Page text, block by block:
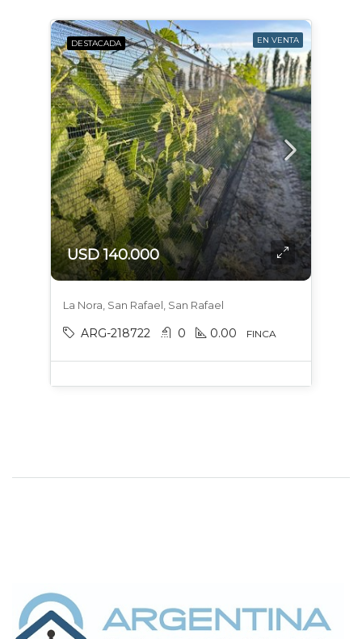
DESTACADA EN VENTA
USD 140.000
La Nora, San Rafael, San Rafael
ARG-218722 0 0.00 FINCA